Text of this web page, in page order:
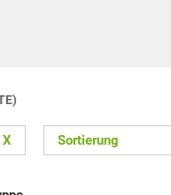
X Sortierung